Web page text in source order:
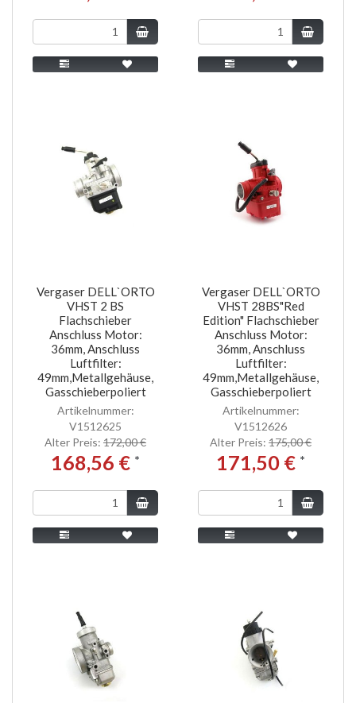
Vergaser DELL`ORTO
VHST 2 BS
Flachschieber
Anschluss Motor:
36mm, Anschluss
Luftfilter:
49mm,Metallgehäuse,
Gasschieberpoliert
Artikelnummer:
V1512625
Alter Preis: 172,00 €
168,56 € *
Vergaser DELL`ORTO
VHST 28BS"Red
Edition" Flachschieber
Anschluss Motor:
36mm, Anschluss
Luftfilter:
49mm,Metallgehäuse,
Gasschieberpoliert
Artikelnummer:
V1512626
Alter Preis: 175,00 €
171,50 € *